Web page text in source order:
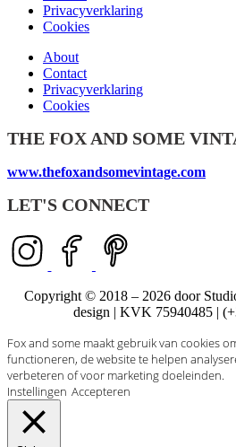
Privacyverklaring
Cookies
About
Contact
Privacyverklaring
Cookies
THE FOX AND SOME
www.thefoxandsomevintage.com
LET'S CONNECT
Copyright © 2018 – 2026 door
design | KVK 75940485 |
Fox and some maakt gebruik van cookies
functioneren, de website te helpen
verbeteren of voor marketing doeleinden.
Instellingen Accepteren